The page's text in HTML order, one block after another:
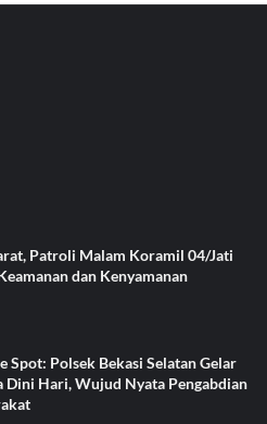
Patroli Malam Koramil 04/Jati
dan Kenyamanan
Spot: Polsek Bekasi Selatan Gelar
Dini Hari, Wujud Nyata Pengabdian